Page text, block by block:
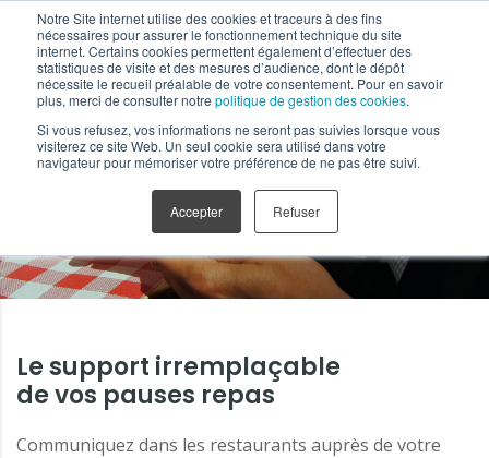
Notre Site internet utilise des cookies et traceurs à des fins
nécessaires pour assurer le fonctionnement technique du site
internet. Certains cookies permettent également d’effectuer des
statistiques de visite et des mesures d’audience, dont le dépôt
nécessite le recueil préalable de votre consentement. Pour en savoir
plus, merci de consulter notre politique de gestion des cookies.
Si vous refusez, vos informations ne seront pas suivies lorsque vous
visiterez ce site Web. Un seul cookie sera utilisé dans votre
navigateur pour mémoriser votre préférence de ne pas être suivi.
Accepter Refuser
Supports Tactiques
Serviette publicitaire
Le support irremplaçable
de vos pauses repas
Communiquez dans les restaurants auprès de votre